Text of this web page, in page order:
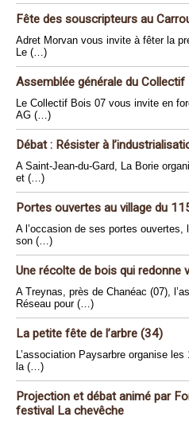
Fête des souscripteurs au
Adret Morvan vous invite à fêter la
Le (…)
Assemblée générale du
Le Collectif Bois 07 vous invite en
AG (…)
Débat : Résister à
A Saint-Jean-du-Gard, La Borie
et (…)
Portes ouvertes au village du
A l’occasion de ses portes ouvertes,
son (…)
Une récolte de bois qui redonne
A Treynas, près de Chanéac (07),
Réseau pour (…)
La petite fête de l’arbre (34)
L’association Paysarbre organise
la (…)
Projection et débat animé par
festival La chevêche